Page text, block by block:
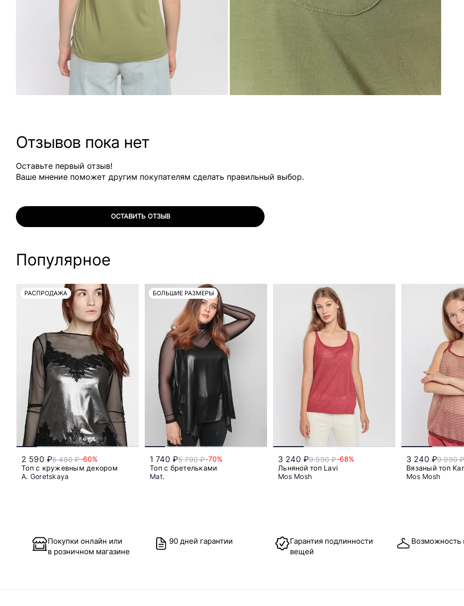
Отзывов пока нет
Оставьте первый отзыв!
Ваше мнение поможет другим покупателям сделать правильный выбор.
ОСТАВИТЬ ОТЗЫВ
Популярное
РАСПРОДАЖА
2 590 ₽6 480 ₽-60%
Топ с кружевным декором
A. Goretskaya
БОЛЬШИЕ РАЗМЕРЫ
1 740 ₽5 790 ₽-70%
Топ с бретельками
Mat.
3 240 ₽9 990 ₽-68%
Льняной топ Lavi
Mos Mosh
3 240 ₽9 990
Вязаный топ
Mos Mosh
Покупки онлайн или
в розничном магазине
90 дней гарантии
Гарантия подлинности
вещей
Возможность